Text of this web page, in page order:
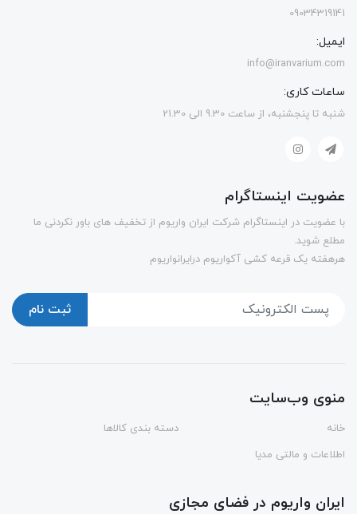
09034319141
ایمیل:
info@iranvarium.com
ساعات کاری:
شنبه تا پنجشنبه، از ساعت 9.30 الی 21.30
عضویت اینستاگرام
با عضویت در اینستاگرام شرکت ایران واریوم از تخفیف های باور نکردنی ما
مطلع شوید.
هرهفته یک قرعه کشی آکواریوم درایرانواریوم
ثبت نام
منوی وب‌سایت
خانه
دسته بندی کالاها
اطلاعات و مالتی مدیا
ایران واریوم در فضای مجازی